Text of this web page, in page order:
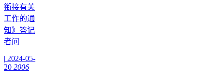
衔接有关
工作的通
知》答记
者问
| 2024-05-
20 2006